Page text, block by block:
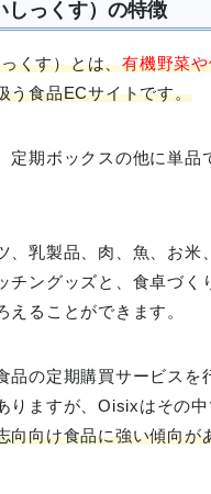
っくす）の特徴
くす）とは、有機野菜
う食品ECサイトです。
定期ボックスの他に単品
、乳製品、肉、魚、お米
チングッズと、食卓づく
えることができます。
品の定期購買サービスを
りますが、Oisixはその中
向向け食品に強い傾向が